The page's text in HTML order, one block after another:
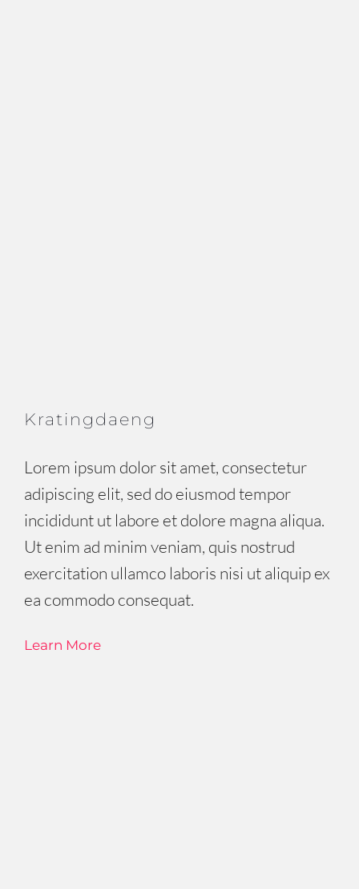
Kratingdaeng
Lorem ipsum dolor sit amet, consectetur
adipiscing elit, sed do eiusmod tempor
incididunt ut labore et dolore magna aliqua.
Ut enim ad minim veniam, quis nostrud
exercitation ullamco laboris nisi ut aliquip ex
ea commodo consequat.
Learn More